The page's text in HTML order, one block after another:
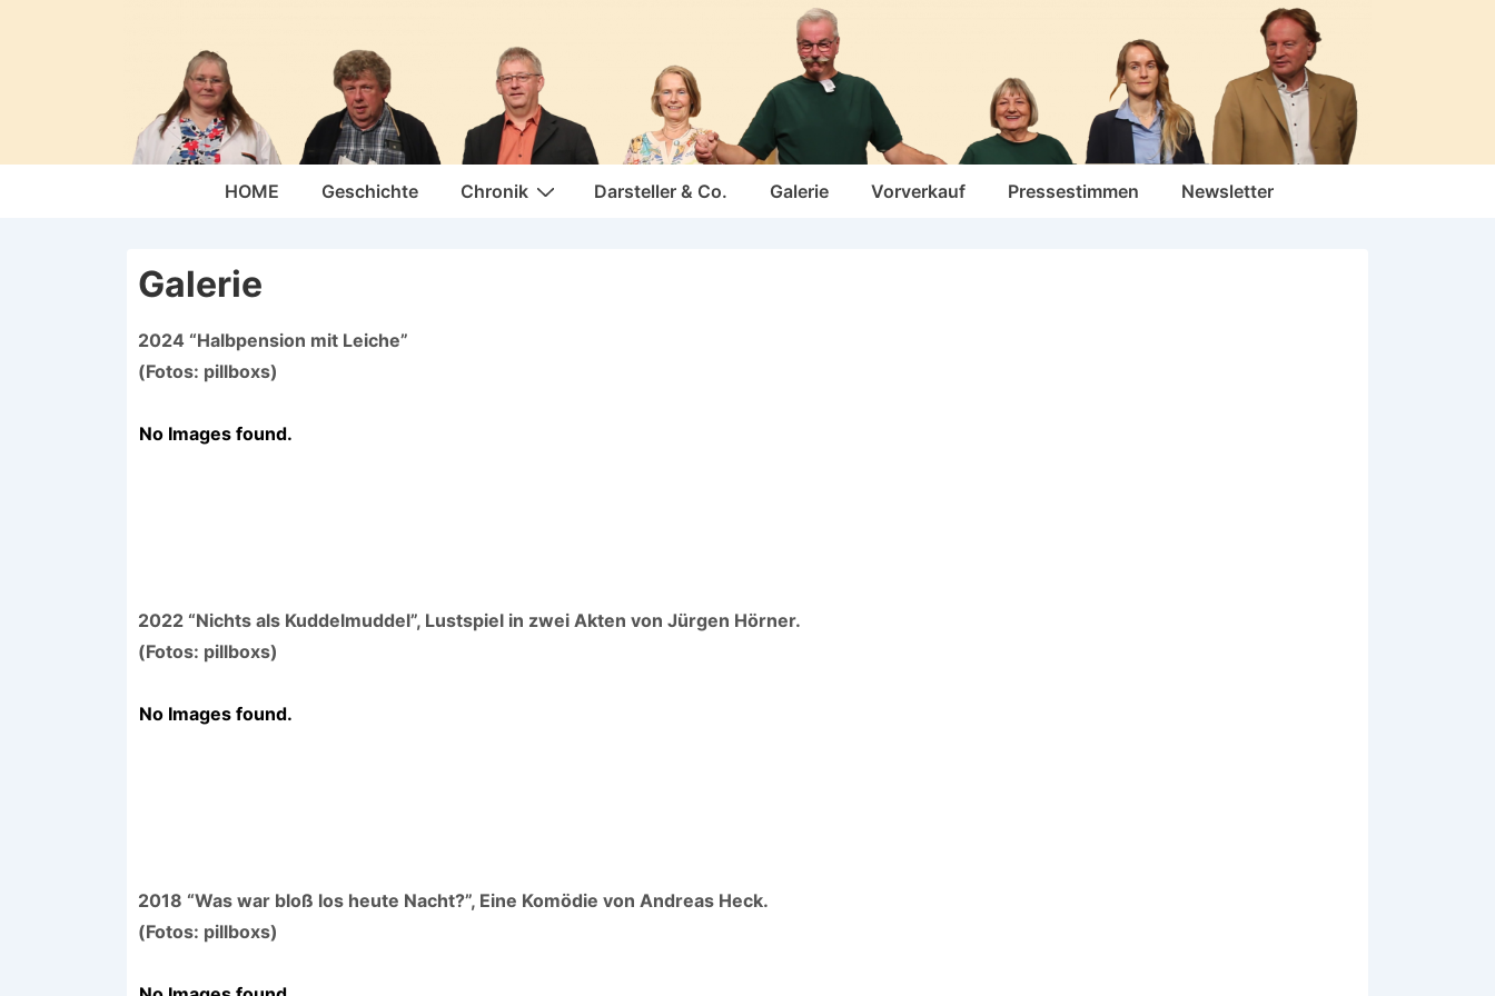
Hauptnavigation
HOME Geschichte Chronik Darsteller & Co. Galerie Vorverkauf Pressestimmen Newsletter
Galerie
2024 “Halbpension mit Leiche”
(Fotos: pillboxs)
No Images found.
2022 “Nichts als Kuddelmuddel”, Lustspiel in zwei Akten von Jürgen Hörner.
(Fotos: pillboxs)
No Images found.
2018 “Was war bloß los heute Nacht?”, Eine Komödie von Andreas Heck.
(Fotos: pillboxs)